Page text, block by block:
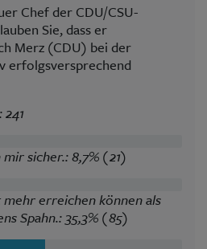
Chef der CDU/CSU-
Sie, dass er
Merz (CDU) bei der
erfolgsversprechend
mir sicher.: 8,7% (21)
erreichen können als
Spahn.: 35,3% (85)